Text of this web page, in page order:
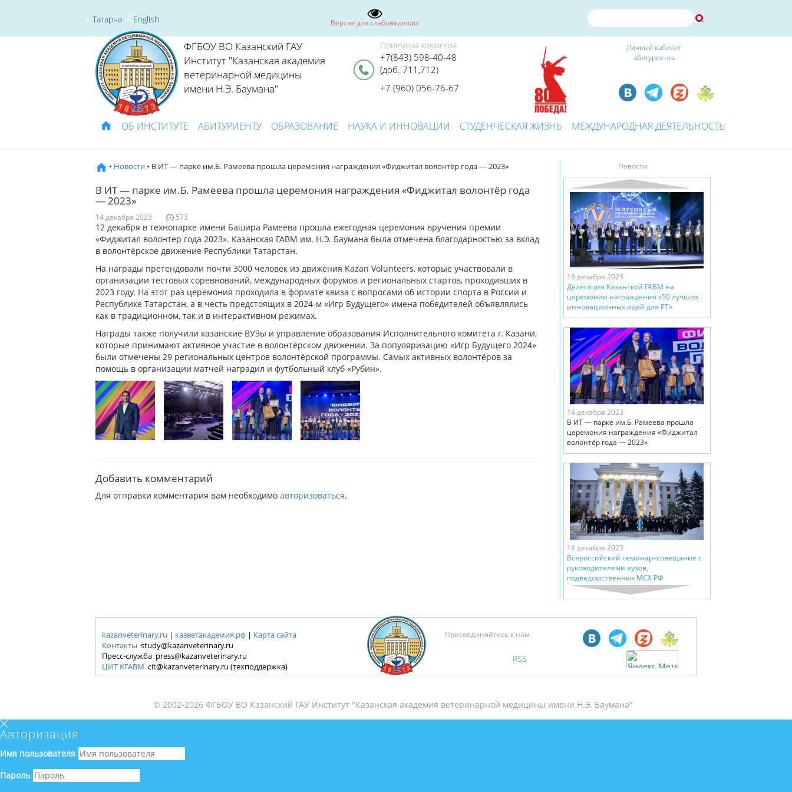
Татарча English Версия для слабовидящих
ФГБОУ ВО Казанский ГАУ
Институт "Казанская академия
ветеринарной медицины
имени Н.Э. Баумана"
Приемная комиссия
+7(843) 598-40-48
(доб. 711,712)
+7 (960) 056-76-67
Личный кабинет
абитуриента
ОБ ИНСТИТУТЕ АБИТУРИЕНТУ ОБРАЗОВАНИЕ НАУКА И ИННОВАЦИИ СТУДЕНЧЕСКАЯ ЖИЗНЬ МЕЖДУНАРОДНАЯ ДЕЯТЕЛЬНОСТЬ
• Новости • В ИТ — парке им.Б. Рамеева прошла церемония награждения «Фиджитал волонтёр года — 2023»
В ИТ — парке им.Б. Рамеева прошла церемония награждения «Фиджитал волонтёр года
— 2023»
14 декабря 2023 573
12 декабря в технопарке имени Башира Рамеева прошла ежегодная церемония вручения премии
«Фиджитал волонтер года 2023». Казанская ГАВМ им. Н.Э. Баумана была отмечена благодарностью за вклад
в волонтёрское движение Республики Татарстан.
На награды претендовали почти 3000 человек из движения Kazan Volunteers, которые участвовали в
организации тестовых соревнований, международных форумов и региональных стартов, проходивших в
2023 году. На этот раз церемония проходила в формате квиза с вопросами об истории спорта в России и
Республике Татарстан, а в честь предстоящих в 2024-м «Игр Будущего» имена победителей объявлялись
как в традиционном, так и в интерактивном режимах.
Награды также получили казанские ВУЗы и управление образования Исполнительного комитета г. Казани,
которые принимают активное участие в волонтёрском движении. За популяризацию «Игр Будущего 2024»
были отмечены 29 региональных центров волонтёрской программы. Самых активных волонтёров за
помощь в организации матчей наградил и футбольный клуб «Рубин».
Добавить комментарий
Для отправки комментария вам необходимо авторизоваться.
Новости
13 декабря 2023
Делегация Казанской ГАВМ на
церемонии награждения «50 лучших
инновационных идей для РТ»
14 декабря 2023
В ИТ — парке им.Б. Рамеева прошла
церемония награждения «Фиджитал
волонтёр года — 2023»
14 декабря 2023
Всероссийский семинар–совещание с
руководителями вузов,
подведомственных МСХ РФ
kazanveterinary.ru | казветакадемия.рф | Карта сайта
Контакты study@kazanveterinary.ru
Пресс-служба press@kazanveterinary.ru
ЦИТ КГАВМ cit@kazanveterinary.ru (техподдержка)
Присоединяйтесь к нам
RSS
© 2002-2026 ФГБОУ ВО Казанский ГАУ Институт "Казанская академия ветеринарной медицины имени Н.Э. Баумана"
Авторизация
Имя пользователя
Пароль